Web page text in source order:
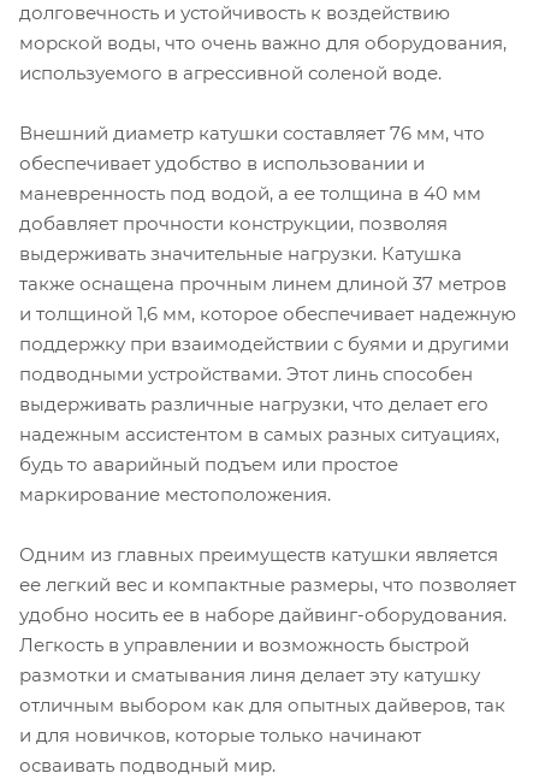
долговечность и устойчивость к воздействию
морской воды, что очень важно для оборудования,
используемого в агрессивной соленой воде.
Внешний диаметр катушки составляет 76 мм, что
обеспечивает удобство в использовании и
маневренность под водой, а ее толщина в 40 мм
добавляет прочности конструкции, позволяя
выдерживать значительные нагрузки. Кaтушка
также оснащена прочным линем длиной 37 метров
и толщиной 1,6 мм, которое обеспечивает надежную
поддержку при взаимодействии с буями и другими
подводными устройствами. Этот линь способен
выдерживать различные нагрузки, что делает его
надежным ассистентом в самых разных ситуациях,
будь то аварийный подъем или простое
маркирование местоположения.
Одним из главных преимуществ катушки является
ее легкий вес и компактные размеры, что позволяет
удобно носить ее в наборе дайвинг-оборудования.
Легкость в управлении и возможность быстрой
размотки и сматывания линя делает эту катушку
отличным выбором как для опытных дайверов, так
и для новичков, которые только начинают
осваивать подводный мир.